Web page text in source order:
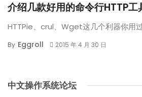
介绍几款好用的命令行HTTP工
HTTPie、crul、Wget这几个利器你用
By Eggroll 2015 年 4 月 30 日
中文操作系统论坛